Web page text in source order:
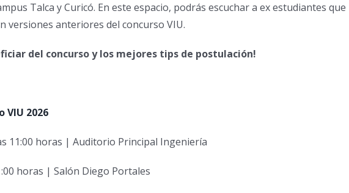
Talca y Curicó. En este espacio, podrás escuchar a ex estudiantes que
versiones anteriores del concurso VIU.
del concurso y los mejores tips de postulación!
VIU 2026
11:00 horas | Auditorio Principal Ingeniería
horas | Salón Diego Portales